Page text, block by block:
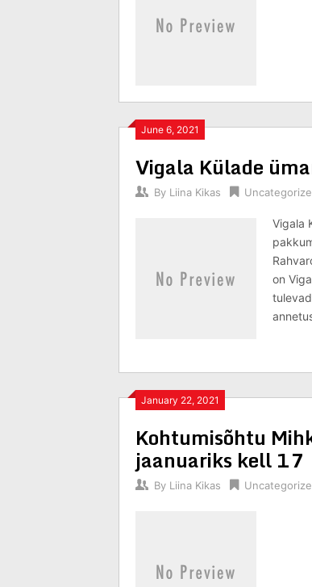
June 6, 2021
Vigala Külade
By Liina Kikas
Vigala
on
January 22, 2021
Kohtumisõhtu
jaanuariks kell 17
By Liina Kikas